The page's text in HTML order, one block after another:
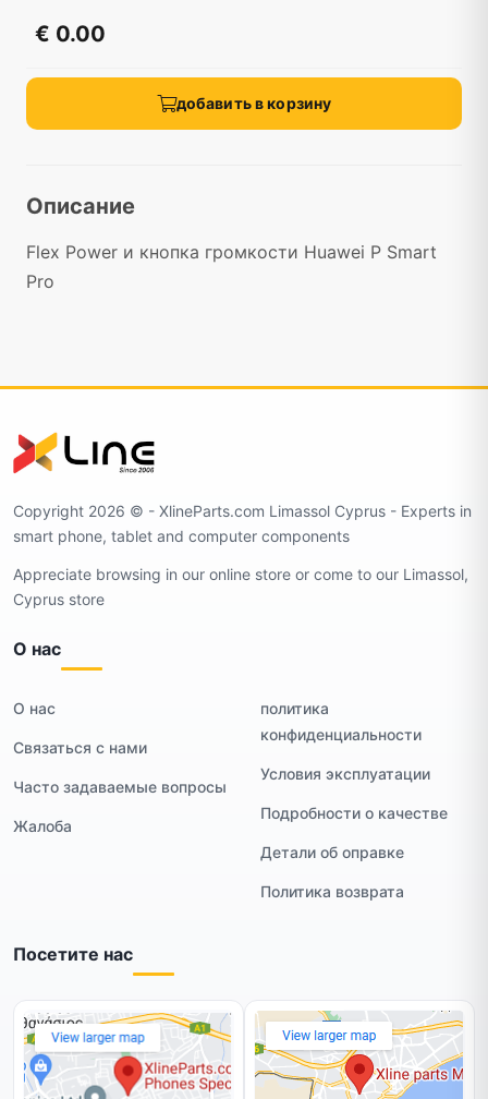
€ 0.00
добавить в корзину
Описание
Flex Power и кнопка громкости Huawei P Smart
Pro
Copyright 2026 ©️ - XlineParts.com Limassol Cyprus - Experts in
smart phone, tablet and computer components
Appreciate browsing in our online store or come to our Limassol,
Cyprus store
О нас
О нас
Связаться с нами
Часто задаваемые вопросы
Жалоба
политика
конфиденциальности
Условия эксплуатации
Подробности о качестве
Детали об оправке
Политика возврата
Посетите нас